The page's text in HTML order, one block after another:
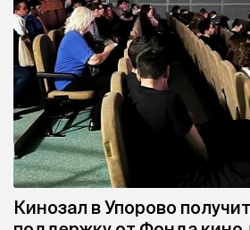
Кинозал в Упорово получит